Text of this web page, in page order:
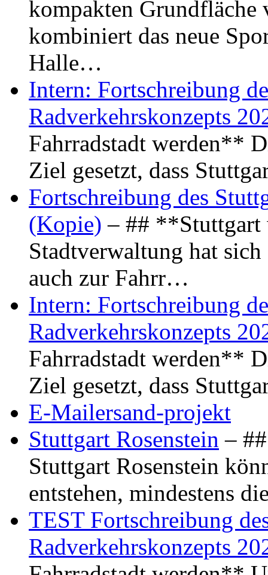
kompakten Grundfläche
kombiniert das neue
Halle…
Intern: Fortschreibung
Radverkehrskonzepts
Fahrradstadt werden**
Ziel gesetzt, dass
Fortschreibung des
(Kopie) – ## **Stuttgart
Stadtverwaltung hat
auch zur Fahrr…
Intern: Fortschreibung
Radverkehrskonzepts
Fahrradstadt werden**
Ziel gesetzt, dass
E-Mailersand-projekt
Stuttgart Rosenstein –
Stuttgart Rosenstein
entstehen, mindestens
TEST Fortschreibung
Radverkehrskonzepts